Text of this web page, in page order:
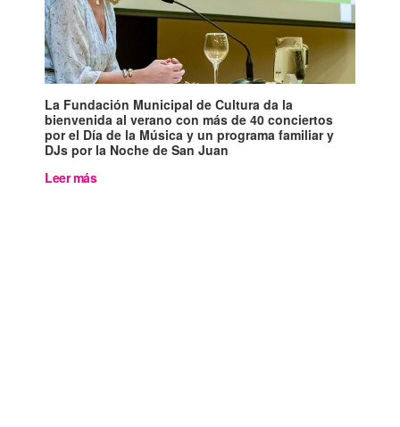
La Fundación Municipal de Cultura da la
bienvenida al verano con más de 40 conciertos
por el Día de la Música y un programa familiar y
DJs por la Noche de San Juan
Leer más